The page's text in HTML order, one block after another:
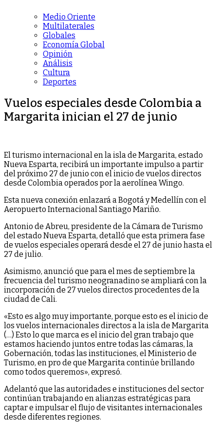
Medio Oriente
Multilaterales
Globales
Economía Global
Opinión
Análisis
Cultura
Deportes
Vuelos especiales desde Colombia a
Margarita inician el 27 de junio
El turismo internacional en la isla de Margarita, estado
Nueva Esparta, recibirá un importante impulso a partir
del próximo 27 de junio con el inicio de vuelos directos
desde Colombia operados por la aerolínea Wingo.
Esta nueva conexión enlazará a Bogotá y Medellín con el
Aeropuerto Internacional Santiago Mariño.
Antonio de Abreu, presidente de la Cámara de Turismo
del estado Nueva Esparta, detalló que esta primera fase
de vuelos especiales operará desde el 27 de junio hasta el
27 de julio.
Asimismo, anunció que para el mes de septiembre la
frecuencia del turismo neogranadino se ampliará con la
incorporación de 27 vuelos directos procedentes de la
ciudad de Cali.
«Esto es algo muy importante, porque esto es el inicio de
los vuelos internacionales directos a la isla de Margarita
(…) Esto lo que marca es el inicio del gran trabajo que
estamos haciendo juntos entre todas las cámaras, la
Gobernación, todas las instituciones, el Ministerio de
Turismo, en pro de que Margarita continúe brillando
como todos queremos», expresó.
Adelantó que las autoridades e instituciones del sector
continúan trabajando en alianzas estratégicas para
captar e impulsar el flujo de visitantes internacionales
desde diferentes regiones.